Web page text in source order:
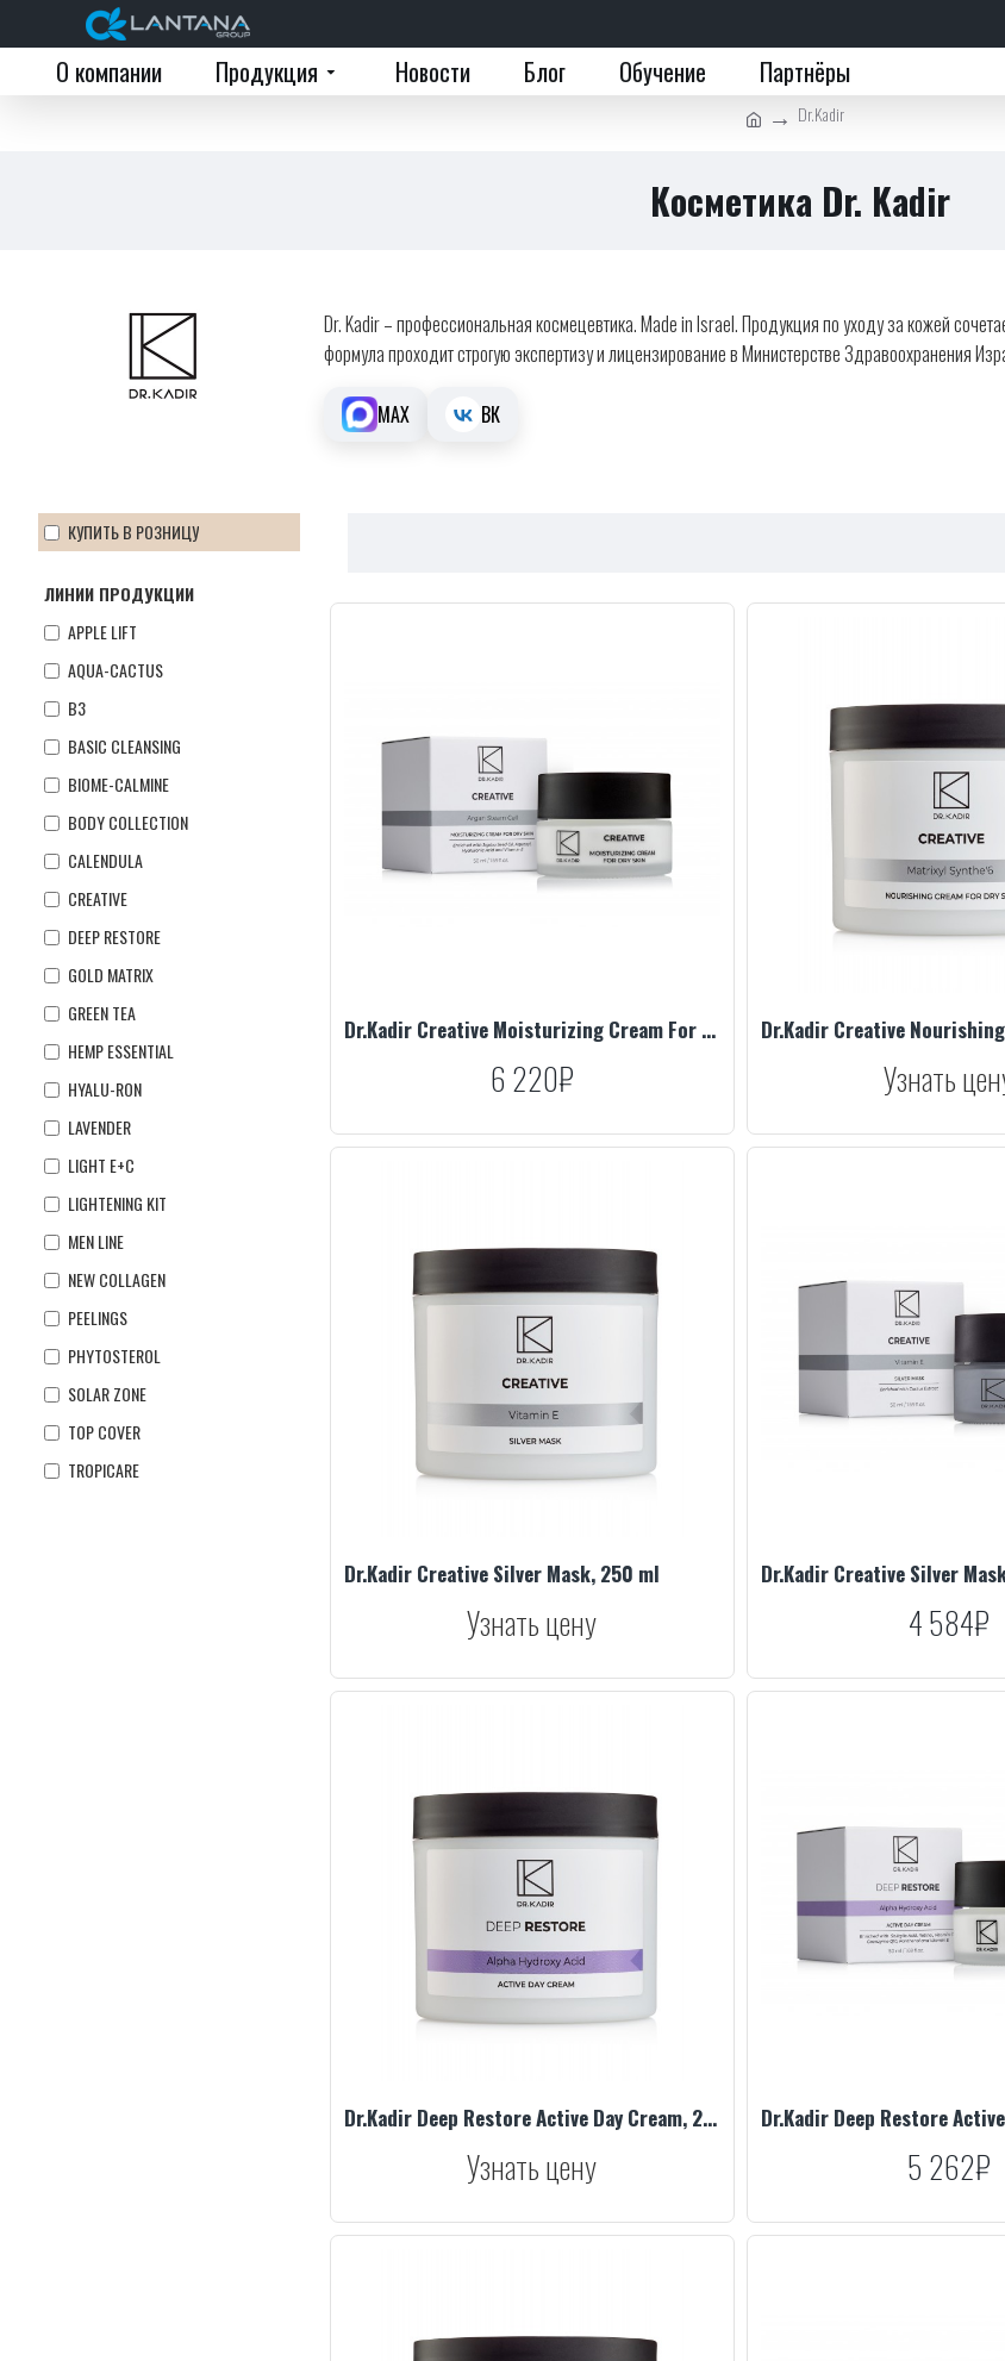
О компании Продукция Новости Блог Обучение Партнёры
Dr.Kadir
Косметика Dr. Kadir
Dr. Kadir – профессиональная космецевтика. Made in Israel. Продукция по уходу за кожей
формула проходит строгую экспертизу и лицензирование в Министерстве Здравоохранения
MAX ВК
ЛИНИИ ПРОДУКЦИИ
APPLE LIFT
AQUA-CACTUS
B3
BASIC CLEANSING
BIOME-CALMINE
BODY COLLECTION
CALENDULA
CREATIVE
DEEP RESTORE
GOLD MATRIX
GREEN TEA
HEMP ESSENTIAL
HYALU-RON
LAVENDER
LIGHT E+C
LIGHTENING KIT
MEN LINE
NEW COLLAGEN
PEELINGS
PHYTOSTEROL
SOLAR ZONE
TOP COVER
TROPICARE
КУПИТЬ В РОЗНИЦУ
Dr.Kadir Creative Moisturizing Cream For Dry Skin, 50 ml
6 220₽ Узнать
Dr.Kadir Creative Silver Mask, 250 ml
Узнать цену
Dr.Kadir Creative Silver
4 584₽
Dr.Kadir Deep Restore Active Day Cream, 250 ml
Узнать цену 5 262₽